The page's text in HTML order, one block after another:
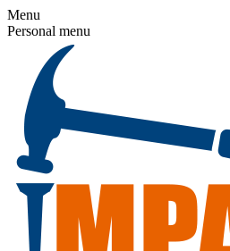
Menu
Personal menu